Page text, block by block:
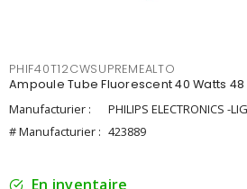
PHIF40T12CWSUPREMEALTO
Ampoule Tube Fluorescent 40 Watts 48
Manufacturier :
PHILIPS ELECTRONICS -
# Manufacturier : 423889
En inventaire